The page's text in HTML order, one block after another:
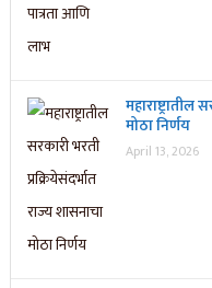
महाराष्ट्रातील
मोठा निर्णय
April 13, 2026